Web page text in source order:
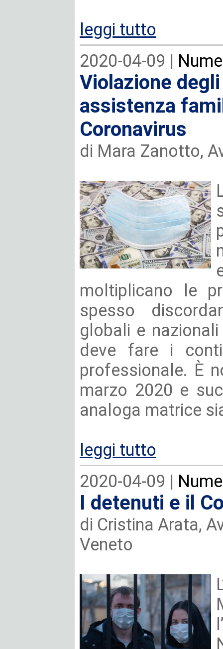
leggi tutto
2020-04-09 |
Violazione
assistenza
Coronavirus
di Mara Zanotto,
moltiplicano le
spesso
globali e
deve fare i
professionale. È
marzo 2020 e
analoga matrice
leggi tutto
2020-04-09 |
I detenuti e il
di Cristina Arata,
Veneto